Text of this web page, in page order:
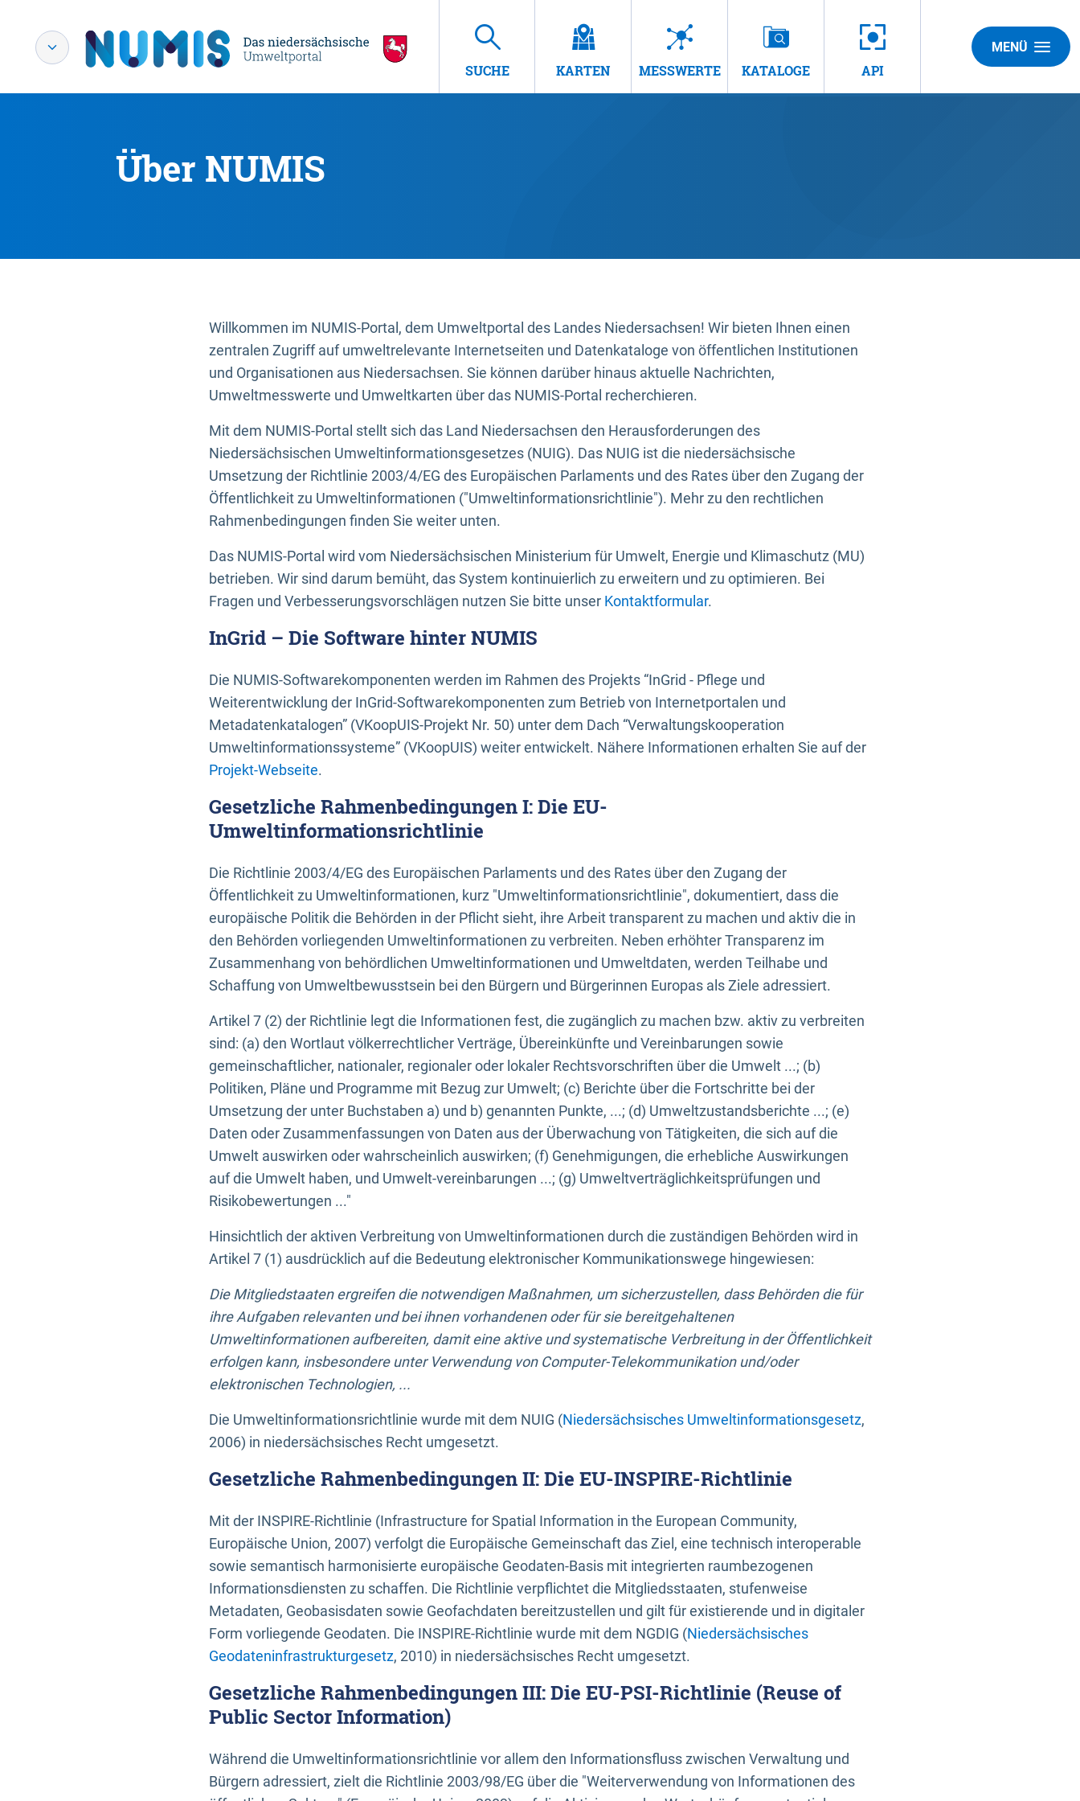
SUCHE KARTEN MESSWERTE KATALOGE API
MENÜ
Über NUMIS
Willkommen im NUMIS-Portal, dem Umweltportal des Landes Niedersachsen! Wir bieten Ihnen einen
zentralen Zugriff auf umweltrelevante Internetseiten und Datenkataloge von öffentlichen Institutionen
und Organisationen aus Niedersachsen. Sie können darüber hinaus aktuelle Nachrichten,
Umweltmesswerte und Umweltkarten über das NUMIS-Portal recherchieren.
Mit dem NUMIS-Portal stellt sich das Land Niedersachsen den Herausforderungen des
Niedersächsischen Umweltinformationsgesetzes (NUIG). Das NUIG ist die niedersächsische
Umsetzung der Richtlinie 2003/4/EG des Europäischen Parlaments und des Rates über den Zugang der
Öffentlichkeit zu Umweltinformationen ("Umweltinformationsrichtlinie"). Mehr zu den rechtlichen
Rahmenbedingungen finden Sie weiter unten.
Das NUMIS-Portal wird vom Niedersächsischen Ministerium für Umwelt, Energie und Klimaschutz (MU)
betrieben. Wir sind darum bemüht, das System kontinuierlich zu erweitern und zu optimieren. Bei
Fragen und Verbesserungsvorschlägen nutzen Sie bitte unser Kontaktformular.
InGrid – Die Software hinter NUMIS
Die NUMIS-Softwarekomponenten werden im Rahmen des Projekts “InGrid - Pflege und
Weiterentwicklung der InGrid-Softwarekomponenten zum Betrieb von Internetportalen und
Metadatenkatalogen” (VKoopUIS-Projekt Nr. 50) unter dem Dach “Verwaltungskooperation
Umweltinformationssysteme” (VKoopUIS) weiter entwickelt. Nähere Informationen erhalten Sie auf der
Projekt-Webseite.
Gesetzliche Rahmenbedingungen I: Die EU-
Umweltinformationsrichtlinie
Die Richtlinie 2003/4/EG des Europäischen Parlaments und des Rates über den Zugang der
Öffentlichkeit zu Umweltinformationen, kurz "Umweltinformationsrichtlinie", dokumentiert, dass die
europäische Politik die Behörden in der Pflicht sieht, ihre Arbeit transparent zu machen und aktiv die in
den Behörden vorliegenden Umweltinformationen zu verbreiten. Neben erhöhter Transparenz im
Zusammenhang von behördlichen Umweltinformationen und Umweltdaten, werden Teilhabe und
Schaffung von Umweltbewusstsein bei den Bürgern und Bürgerinnen Europas als Ziele adressiert.
Artikel 7 (2) der Richtlinie legt die Informationen fest, die zugänglich zu machen bzw. aktiv zu verbreiten
sind: (a) den Wortlaut völkerrechtlicher Verträge, Übereinkünfte und Vereinbarungen sowie
gemeinschaftlicher, nationaler, regionaler oder lokaler Rechtsvorschriften über die Umwelt ...; (b)
Politiken, Pläne und Programme mit Bezug zur Umwelt; (c) Berichte über die Fortschritte bei der
Umsetzung der unter Buchstaben a) und b) genannten Punkte, ...; (d) Umweltzustandsberichte ...; (e)
Daten oder Zusammenfassungen von Daten aus der Überwachung von Tätigkeiten, die sich auf die
Umwelt auswirken oder wahrscheinlich auswirken; (f) Genehmigungen, die erhebliche Auswirkungen
auf die Umwelt haben, und Umwelt-vereinbarungen ...; (g) Umweltverträglichkeitsprüfungen und
Risikobewertungen ..."
Hinsichtlich der aktiven Verbreitung von Umweltinformationen durch die zuständigen Behörden wird in
Artikel 7 (1) ausdrücklich auf die Bedeutung elektronischer Kommunikationswege hingewiesen:
Die Mitgliedstaaten ergreifen die notwendigen Maßnahmen, um sicherzustellen, dass Behörden die für
ihre Aufgaben relevanten und bei ihnen vorhandenen oder für sie bereitgehaltenen
Umweltinformationen aufbereiten, damit eine aktive und systematische Verbreitung in der Öffentlichkeit
erfolgen kann, insbesondere unter Verwendung von Computer-Telekommunikation und/oder
elektronischen Technologien, ...
Die Umweltinformationsrichtlinie wurde mit dem NUIG (Niedersächsisches Umweltinformationsgesetz,
2006) in niedersächsisches Recht umgesetzt.
Gesetzliche Rahmenbedingungen II: Die EU-INSPIRE-Richtlinie
Mit der INSPIRE-Richtlinie (Infrastructure for Spatial Information in the European Community,
Europäische Union, 2007) verfolgt die Europäische Gemeinschaft das Ziel, eine technisch interoperable
sowie semantisch harmonisierte europäische Geodaten-Basis mit integrierten raumbezogenen
Informationsdiensten zu schaffen. Die Richtlinie verpflichtet die Mitgliedsstaaten, stufenweise
Metadaten, Geobasisdaten sowie Geofachdaten bereitzustellen und gilt für existierende und in digitaler
Form vorliegende Geodaten. Die INSPIRE-Richtlinie wurde mit dem NGDIG (Niedersächsisches
Geodateninfrastrukturgesetz, 2010) in niedersächsisches Recht umgesetzt.
Gesetzliche Rahmenbedingungen III: Die EU-PSI-Richtlinie (Reuse of
Public Sector Information)
Während die Umweltinformationsrichtlinie vor allem den Informationsfluss zwischen Verwaltung und
Bürgern adressiert, zielt die Richtlinie 2003/98/EG über die "Weiterverwendung von Informationen des